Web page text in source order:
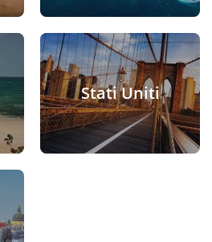
Stati Uniti